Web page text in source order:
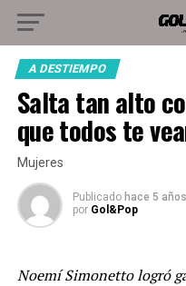
A DESTIEMPO
Salta tan alto
que todos te
Mujeres
Publicado hace 5 años
por Gol&Pop
Noemí Simonetto logró